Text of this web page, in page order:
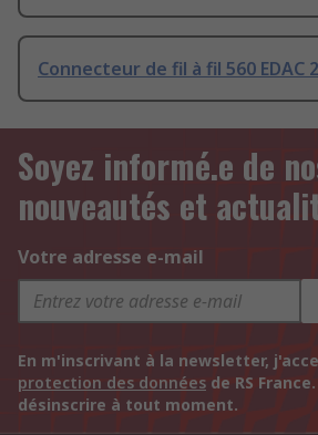
Connecteur de fil à fil 560 EDAC
Soyez informé.e de
nouveautés et
Votre adresse e-mail
En m'inscrivant à la newsletter,
protection des données de RS
désinscrire à tout moment.